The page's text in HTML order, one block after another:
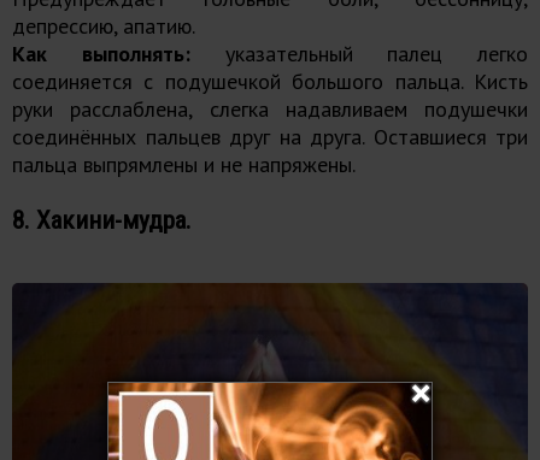
депрессию, апатию.
Как выполнять:указательный палец легко
соединяется с подушечкой большого пальца. Кисть
руки расслаблена, слегка надавливаем подушечки
соединённых пальцев друг на друга. Оставшиеся три
пальца выпрямлены и не напряжены.
8. Хакини-мудра.